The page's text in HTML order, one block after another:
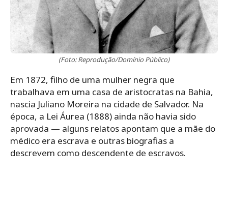
(Foto: Reprodução/Domínio Público)
Em 1872, filho de uma mulher negra que
trabalhava em uma casa de aristocratas na Bahia,
nascia Juliano Moreira na cidade de Salvador. Na
época, a Lei Áurea (1888) ainda não havia sido
aprovada — alguns relatos apontam que a mãe do
médico era escrava e outras biografias a
descrevem como descendente de escravos.